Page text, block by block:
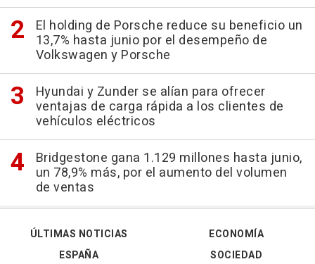
El holding de Porsche reduce su beneficio un
13,7% hasta junio por el desempeño de
Volkswagen y Porsche
Hyundai y Zunder se alían para ofrecer
ventajas de carga rápida a los clientes de
vehículos eléctricos
Bridgestone gana 1.129 millones hasta junio,
un 78,9% más, por el aumento del volumen
de ventas
ÚLTIMAS NOTICIAS
ESPAÑA
ECONOMÍA
SOCIEDAD